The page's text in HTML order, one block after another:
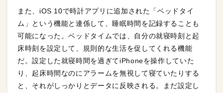
また、iOS 10で時計アプリに追加された「ベッドタイ
ム」という機能と連係して、睡眠時間を記録することも
可能になった。ベッドタイムでは、自分の就寝時刻と起
床時刻を設定して、規則的な生活を促してくれる機能
だ。設定した就寝時間を過ぎてiPhoneを操作していた
り、起床時間なのにアラームを無視して寝ていたりする
と、それがしっかりとデータに反映される。まだ設定し